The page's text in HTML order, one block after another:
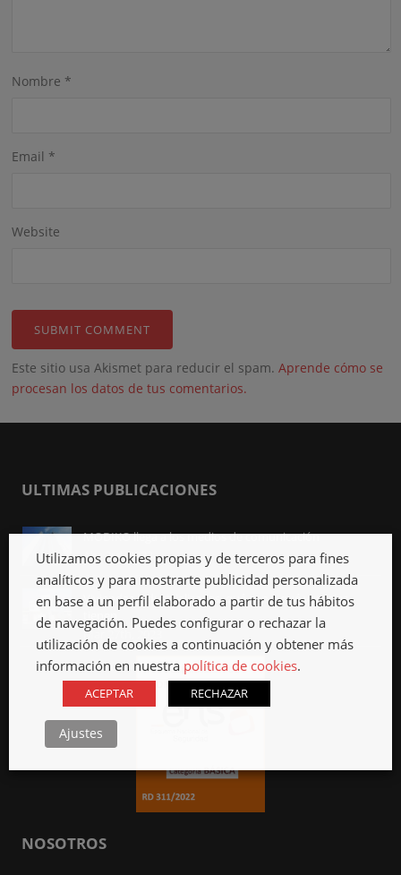
Nombre *
Email *
Website
Este sitio usa Akismet para reducir el spam.Aprende cómo se
procesan los datos de tus comentarios.
ULTIMAS PUBLICACIONES
MODIKO llega a los medios de comunicación
Abr 3rd, 2023
Viviendas industrializadas, qué son y qué ventajas
tienen
Mar 27th, 2023
NOSOTROS
Utilizamos cookies propias y de terceros para fines
analíticos y para mostrarte publicidad personalizada
en base a un perfil elaborado a partir de tus hábitos
de navegación. Puedes configurar o rechazar la
utilización de cookies a continuación y obtener más
información en nuestra política de cookies.
ACEPTAR RECHAZAR
Ajustes